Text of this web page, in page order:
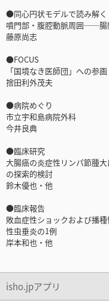
●同心円状モデルで読み解く
噴門部・腹腔動脈周囲──腸
藤原尚志
●FOCUS
「国境なき医師団」への参画
捨田利外茂夫
●病院めぐり
市立宇和島病院外科
今井良典
●臨床研究
大腸癌の炎症性リンパ節腫
の探索的検討
鈴木優也・他
●臨床報告
敗血症性ショックおよび播
性虫垂炎の1例
岸本和也・他
isho.jpアプリ